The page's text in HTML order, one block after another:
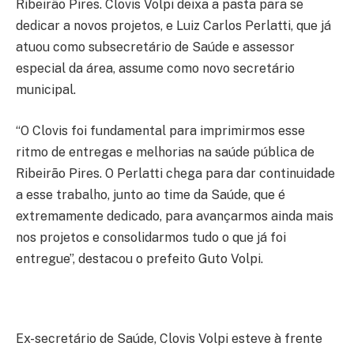
Ribeirão Pires. Clovis Volpi deixa a pasta para se
dedicar a novos projetos, e Luiz Carlos Perlatti, que já
atuou como subsecretário de Saúde e assessor
especial da área, assume como novo secretário
municipal.
“O Clovis foi fundamental para imprimirmos esse
ritmo de entregas e melhorias na saúde pública de
Ribeirão Pires. O Perlatti chega para dar continuidade
a esse trabalho, junto ao time da Saúde, que é
extremamente dedicado, para avançarmos ainda mais
nos projetos e consolidarmos tudo o que já foi
entregue”, destacou o prefeito Guto Volpi.
Ex-secretário de Saúde, Clovis Volpi esteve à frente